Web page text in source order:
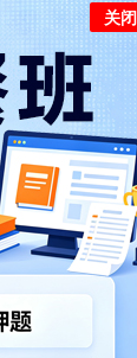
划详见下表：西
2022-
学考试科目
考试科目安排表
午（9:00-11:30）
自考
学考试科目
本科考试科目安
生，请根据表
关闭